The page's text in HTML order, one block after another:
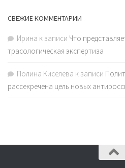
СВЕЖИЕ КОММЕНТАРИИ
Ирина к записи Что
трасологическая экспертиза
Полина Киселева к записи
рассекречена цель новых